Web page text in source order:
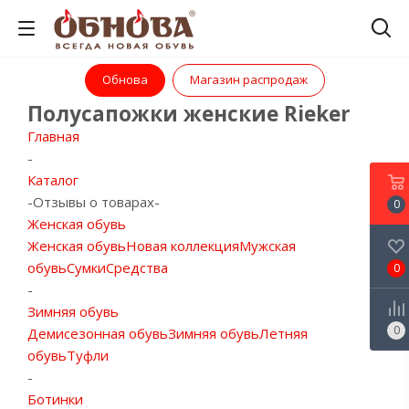
Обнова Магазин распродаж
Полусапожки женские Rieker
Главная
-
Каталог
-Отзывы о товарах-
Женская обувь
Женская обувьНовая коллекцияМужская
обувьСумкиСредства
-
Зимняя обувь
Демисезонная обувьЗимняя обувьЛетняя
обувьТуфли
-
Ботинки
0
0
0